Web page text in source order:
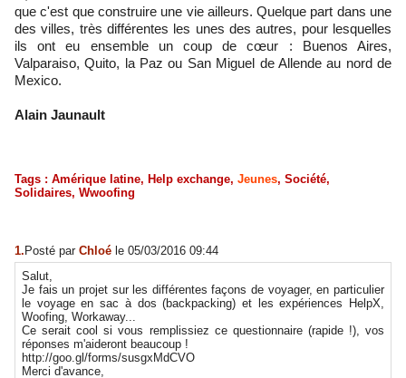
que c'est que construire une vie ailleurs. Quelque part dans une
des villes, très différentes les unes des autres, pour lesquelles
ils ont eu ensemble un coup de cœur : Buenos Aires,
Valparaiso, Quito, la Paz ou San Miguel de Allende au nord de
Mexico.
Alain Jaunault
Tags : Amérique latine, Help exchange, Jeunes, Société,
Solidaires, Wwoofing
1. Posté par Chloé le 05/03/2016 09:44
Salut,
Je fais un projet sur les différentes façons de voyager, en particulier
le voyage en sac à dos (backpacking) et les expériences HelpX,
Woofing, Workaway...
Ce serait cool si vous remplissiez ce questionnaire (rapide !), vos
réponses m'aideront beaucoup !
http://goo.gl/forms/susgxMdCVO
Merci d'avance,